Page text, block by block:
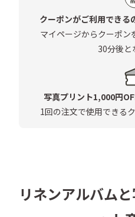
式：ポケット式／備考：メ
■注意点
・製本の際にリネンの生地
が使用に関して支障はござい
・天然素材であるリネンの
る可能性がございます。使
んので、ご了承ください。
・ご注文の30分後、マイペ
ルバムのご注文履歴を開き
クーポンがご利用できる
マイページからクーポ
30分後と
写真プリント1,000円
1回の注文で使用できる
リネンアルバム